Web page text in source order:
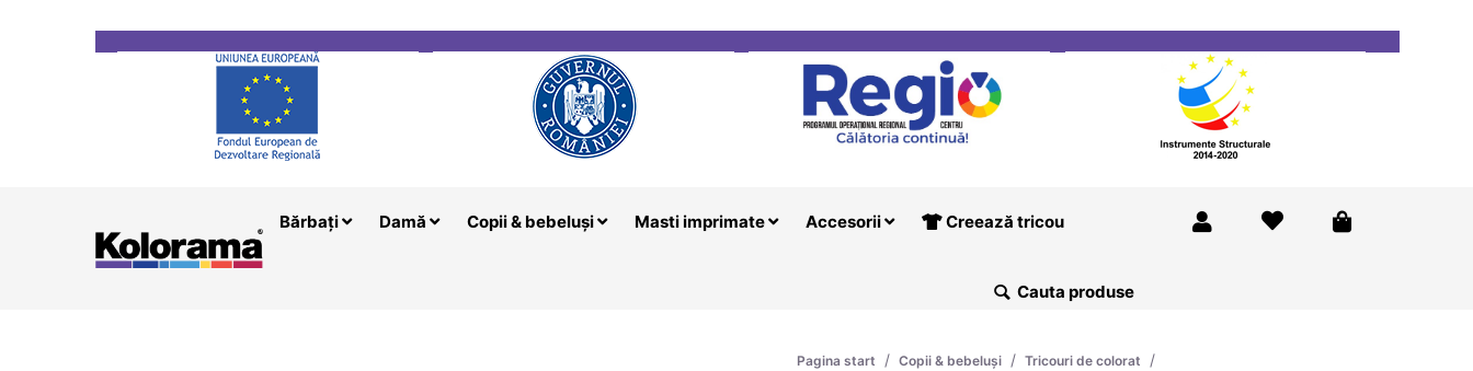
Bărbați Damă Copii & bebeluși Masti imprimate Accesorii Creează tricou
Pagina start / Copii & bebeluși / Tricouri de colorat /